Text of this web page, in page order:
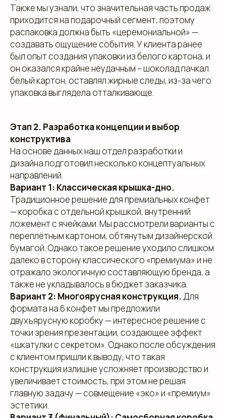
Также мы узнали, что значительная часть продаж
приходится на подарочный сегмент, поэтому
распаковка должна быть «церемониальной» —
создавать ощущение события. У клиента ранее
был опыт создания упаковки из белого картона, и
он оказался крайне неудачным – шоколад пачкал
белый картон, оставлял жирные следы, из-за чего
упаковка выглядела отталкивающе.
Этап 2. Разработка концепции и выбор
конструктива
На основе данных наш отдел разработки и
дизайна подготовил несколько концептуальных
направлений.
Вариант 1: Классическая крышка-дно.
Традиционное решение для премиальных конфет
— коробка с отдельной крышкой, внутренний
ложемент с ячейками. Мы рассмотрели варианты с
переплётным картоном, обтянутым дизайнерской
бумагой. Однако такое решение уходило слишком
далеко в сторону классического «премиума» и не
отражало экологичную составляющую бренда, а
также не укладывалось в бюджет заказчика.
Вариант 2: Многоярусная конструкция.Для
формата на 6 конфет мы предложили
двухъярусную коробку — интересное решение с
точки зрения презентации, создающее эффект
«шкатулки с секретом». Однако после обсуждения
с клиентом пришли к выводу, что такая
конструкция излишне усложняет производство и
увеличивает стоимость, при этом не решая
главную задачу — совмещение «эко» и «премиум»
эстетики.